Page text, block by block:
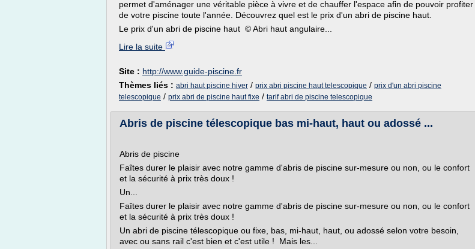
permet d'aménager une véritable pièce à vivre et de chauffer l'espace afin de pouvoir profiter
de votre piscine toute l'année. Découvrez quel est le prix d'un abri de piscine haut.
Le prix d'un abri de piscine haut © Abri haut angulaire...
Lire la suite
Site : http://www.guide-piscine.fr
Thèmes liés : abri haut piscine hiver / prix abri piscine haut telescopique / prix d'un abri piscine
telescopique / prix abri de piscine haut fixe / tarif abri de piscine telescopique
Abris de piscine télescopique bas mi-haut, haut ou adossé ...
Abris de piscine
Faîtes durer le plaisir avec notre gamme d'abris de piscine sur-mesure ou non, ou le confort
et la sécurité à prix très doux !
Un...
Faîtes durer le plaisir avec notre gamme d'abris de piscine sur-mesure ou non, ou le confort
et la sécurité à prix très doux !
Un abri de piscine télescopique ou fixe, bas, mi-haut, haut, ou adossé selon votre besoin,
avec ou sans rail c'est bien et c'est utile ! Mais les...